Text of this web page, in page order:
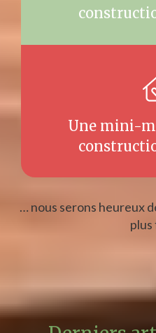
Une mini-
… nous serons heureux
plus